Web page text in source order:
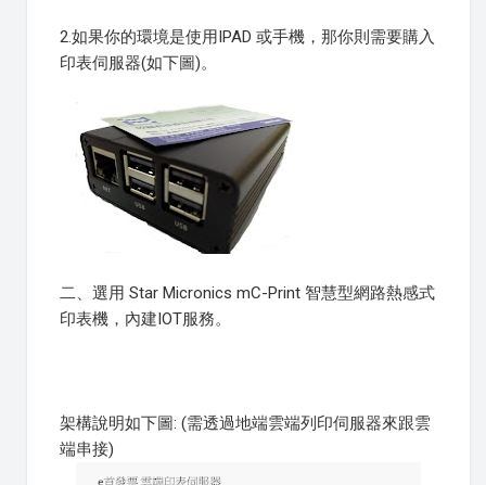
2.如果你的環境是使用IPAD 或手機，那你則需要購入
印表伺服器(如下圖)。
二、選用 Star Micronics mC-Print 智慧型網路熱感式
印表機，內建IOT服務。
架構說明如下圖: (需透過地端雲端列印伺服器來跟雲
端串接)